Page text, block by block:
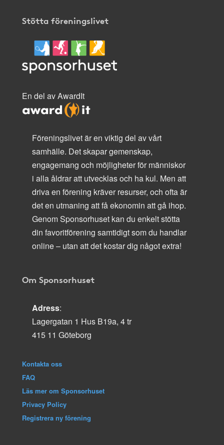
Stötta föreningslivet
En del av AwardIt
Föreningslivet är en viktig del av vårt
samhälle. Det skapar gemenskap,
engagemang och möjligheter för människor
i alla åldrar att utvecklas och ha kul. Men att
driva en förening kräver resurser, och ofta är
det en utmaning att få ekonomin att gå ihop.
Genom Sponsorhuset kan du enkelt stötta
din favoritförening samtidigt som du handlar
online – utan att det kostar dig något extra!
Om Sponsorhuset
Adress:
Lagergatan 1 Hus B19a, 4 tr
415 11 Göteborg
Kontakta oss
FAQ
Läs mer om Sponsorhuset
Privacy Policy
Registrera ny förening